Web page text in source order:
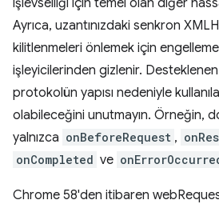
işlevselliği için temel olan diğer
Ayrıca, uzantınızdaki senkron
kilitlenmeleri önlemek için
işleyicilerinden gizlenir.
protokolün yapısı nedeniyle
olabileceğini unutmayın. Örneğin,
yalnızca onBeforeRequest ,
onCompleted ve
Chrome 58'den itibaren